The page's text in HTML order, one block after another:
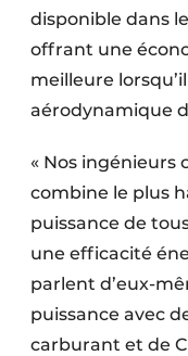
disponible dans
offrant une
meilleure
aérodynamique
« Nos
combine le plus
puissance de
une efficacité
parlent d’eux-
puissance avec
carburant et de